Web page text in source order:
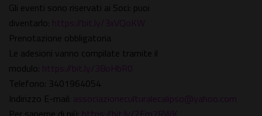
Gli eventi sono riservati ai Soci: puoi
diventarlo: https://bit.ly/3xVQoKW
Prenotazione obbligatoria
Le adesioni vanno compilate tramite il
modulo: https://bit.ly/38oHbR0
Telefono: 3401964054
Indirizzo E-mail: associazioneculturalecalipso@yahoo.com